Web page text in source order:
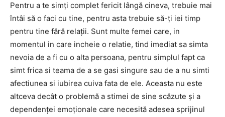
Pentru a te simți complet fericit lângă cineva, trebuie mai
întâi să o faci cu tine, pentru asta trebuie să-ți iei timp
pentru tine fără relații. Sunt multe femei care, in
momentul in care incheie o relatie, tind imediat sa simta
nevoia de a fi cu o alta persoana, pentru simplul fapt ca
simt frica si teama de a se gasi singure sau de a nu simti
afectiunea si iubirea cuiva fata de ele. Aceasta nu este
altceva decât o problemă a stimei de sine scăzute și a
dependenței emoționale care necesită adesea sprijinul